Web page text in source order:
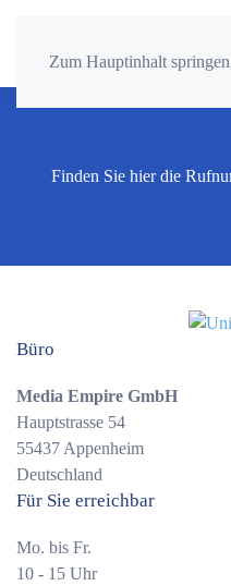
Zum Hauptinhalt springen
Finden Sie hier die
Büro
Media Empire GmbH
Hauptstrasse 54
55437 Appenheim
Deutschland
Für Sie erreichbar
Mo. bis Fr.
10 - 15 Uhr